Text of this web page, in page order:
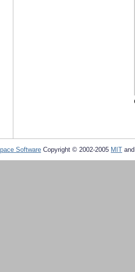
Software Copyright © 2002-2005 MIT